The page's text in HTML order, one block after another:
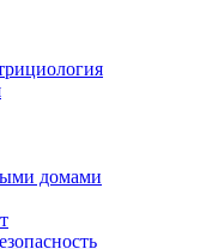
домами